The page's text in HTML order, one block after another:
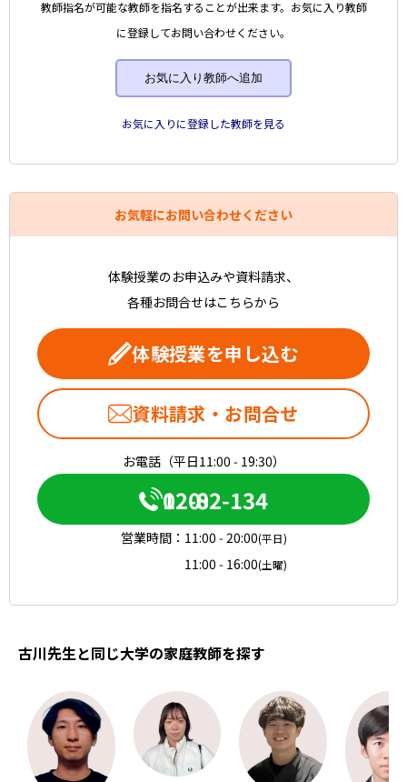
教師指名が可能な教師を指名することが出来ます。お気に入り教師
に登録してお問い合わせください。
お気に入り教師へ追加
お気に入りに登録した教師を見る
お気軽にお問い合わせください
体験授業のお申込みや資料請求、
各種お問合せはこちらから
体験授業を申し込む
資料請求・お問合せ
お電話（平日11:00 - 19:30）
0120-082-134
営業時間： 11:00 - 20:00(平日)
11:00 - 16:00(土曜)
古川先生と同じ大学の家庭教師を探す